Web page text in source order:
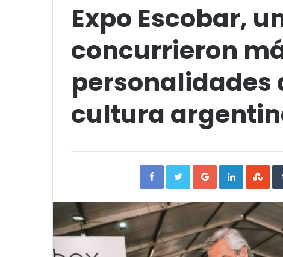
Expo Escobar,
concurrieron
personalidades
cultura
FacebookTwitterGoogle+LinkedIn